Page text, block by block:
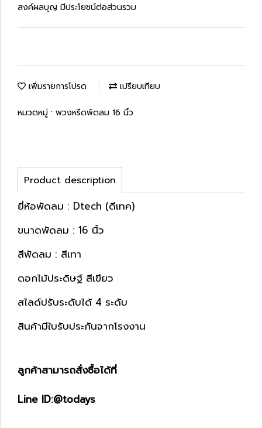
สงค์ผลบุญ มีประโยชน์ต่อส่วนรวม
เพิ่มรายการโปรด เปรียบเทียบ
หมวดหมู่ : พวงหรีดพัดลม 16 นิ้ว
Product description
ยี่ห้อพัดลม : Dtech (ดีเทค)
ขนาดพัดลม : 16 นิ้ว
สีพัดลม : สีเทา
ดอกไม้ประดิษฐ์ สีเขียว
สไลด์ปรับระดับได้ 4 ระดับ
สินค้ามีใบรับประกันจากโรงงาน
ลูกค้าสามารถสั่งซื้อได้ที่
Line ID:@todays